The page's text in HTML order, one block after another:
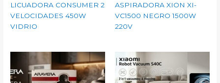
LICUADORA CONSUMER 2
VELOCIDADES 450W
VIDRIO
ASPIRADORA XION XI-
VC1500 NEGRO 1500W
220V